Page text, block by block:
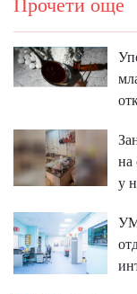
Прочети още
на
у